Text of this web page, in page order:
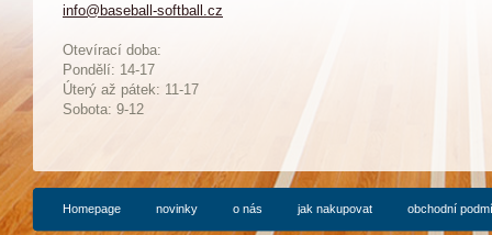
info@baseball-softball.cz
Otevírací doba:
Pondělí: 14-17
Úterý až pátek: 11-17
Sobota: 9-12
Homepage novinky o nás jak nakupovat obchodní